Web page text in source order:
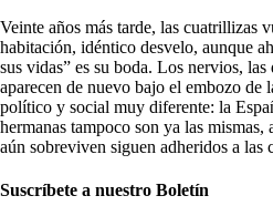
Veinte años más tarde, las cuatrillizas
habitación, idéntico desvelo, aunque
sus vidas” es su boda. Los nervios,
aparecen de nuevo bajo el embozo de
político y social muy diferente: la
hermanas tampoco son ya las
aún sobreviven siguen adheridos a las
Suscríbete a nuestro Boletín